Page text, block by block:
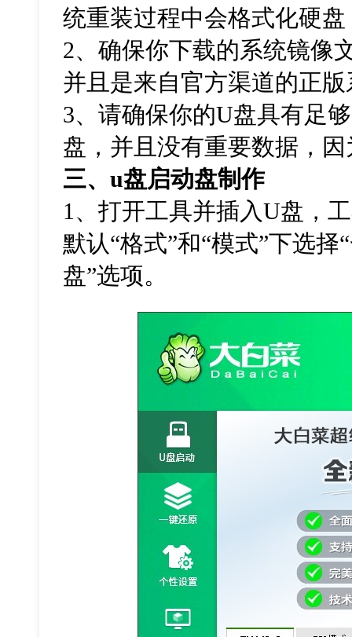
统重装过程中会格式化硬
2、确保你下载的系统镜像
并且是来自官方渠道的正
3、请确保你的U盘具有足
盘，并且没有重要数据，
三、u盘启动盘制作
1 、打开工具并插入U盘，
默认“格式”和“模式”下选择“
盘”选项。